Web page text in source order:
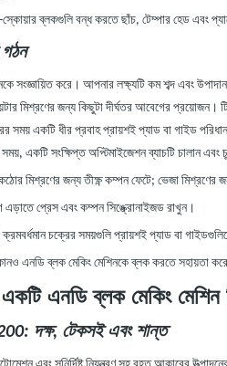
স্কোয়ার ব্লকগুলি বন্ধ করতে ছাঁচ, টেম্পার হেড এবং
গঠন
সংজ্ঞায়িত করে। আপনার লক্ষ্যটি কম শব্দ এবং
মিশ্রণের জন্য কিছুটা দীর্ঘতর আবেগের প্রয়োজন।
সময় একটি ধীর প্রবাহ প্রায়শই প্যাড বা গাইড
একটি সংক্ষিপ্ত অপ্টিমাইজেশন ব্যাচটি চালান এবং
মিশ্রণের জন্য তীক্ষ্ণ কম্পন ফেটে; ভেজা মিশ্রণের
প্রেস এবং কম্পন সিঙ্ক্রোনাইজড রাখুন।
ক্রমবর্ধমান চক্রের সময়গুলি প্রায়শই প্যাড বা
এনডি ব্লক মেকিং মেশিনকে ব্লক করতে সহায়তা
একটি এনডিব্লক মেকিং মেশিন
দক্ষ, টেকসই এবং শান্ত